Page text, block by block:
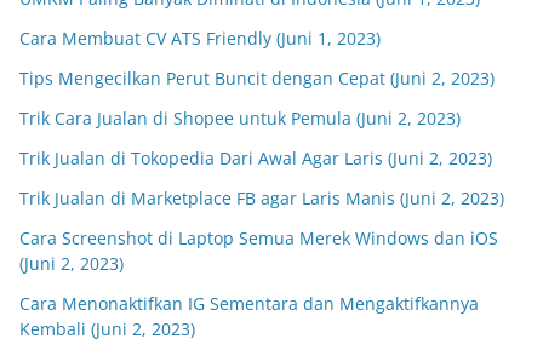
Cara Membuat CV ATS Friendly (Juni 1, 2023)
Tips Mengecilkan Perut Buncit dengan Cepat (Juni 2, 2023)
Trik Cara Jualan di Shopee untuk Pemula (Juni 2, 2023)
Trik Jualan di Tokopedia Dari Awal Agar Laris (Juni 2, 2023)
Trik Jualan di Marketplace FB agar Laris Manis (Juni 2, 2023)
Cara Screenshot di Laptop Semua Merek Windows dan iOS
(Juni 2, 2023)
Cara Menonaktifkan IG Sementara dan Mengaktifkannya
Kembali (Juni 2, 2023)